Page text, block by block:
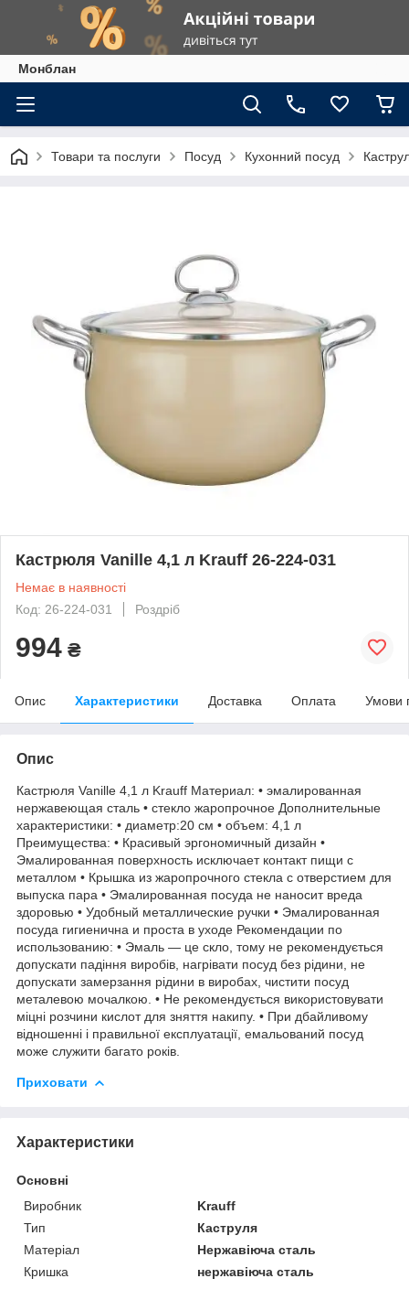
Монблан
Товари та послуги Посуд Кухонний посуд
Кастрюля Vanille 4,1 л Krauff 26-224-031
Немає в наявності
Код: 26-224-031
Роздріб
994 ₴
Опис Характеристики Доставка Оплата Умови
Опис
Кастрюля Vanille 4,1 л Krauff Материал: • эмалированная
нержавеющая сталь • стекло жаропрочное Дополнительные
характеристики: • диаметр:20 см • объем: 4,1 л
Преимущества: • Красивый эргономичный дизайн •
Эмалированная поверхность исключает контакт пищи с
металлом • Крышка из жаропрочного стекла с отверстием для
выпуска пара • Эмалированная посуда не наносит вреда
здоровью • Удобный металлические ручки • Эмалированная
посуда гигиенична и проста в уходе Рекомендации по
использованию: • Эмаль — це скло, тому не рекомендується
допускати падіння виробів, нагрівати посуд без рідини, не
допускати замерзання рідини в виробах, чистити посуд
металевою мочалкою. • Не рекомендується використовувати
міцні розчини кислот для зняття накипу. • При дбайливому
відношенні і правильної експлуатації, емальований посуд
може служити багато років.
Приховати
Характеристики
Основні
Виробник
Krauff
Тип
Каструля
Матеріал
Нержавіюча сталь
Кришка
нержавіюча сталь